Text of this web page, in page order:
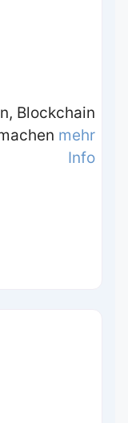
Blockchain
mehr
Info